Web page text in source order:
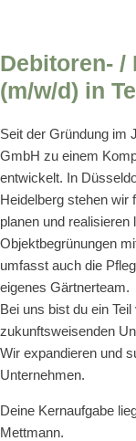
Debitoren-
(m/w/d) in
Seit der Gründung im
GmbH zu einem
entwickelt. In
Heidelberg stehen wir
planen und realisieren
Objektbegrünungen
umfasst auch die
eigenes Gärtnerteam.
Bei uns bist du ein
zukunftsweisenden
Wir expandieren und
Unternehmen.
Deine Kernaufgabe
Mettmann.